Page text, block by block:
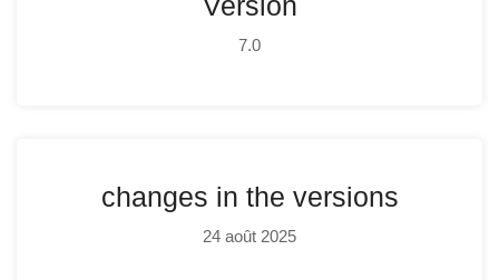
7.0
changes in the versions
24 août 2025